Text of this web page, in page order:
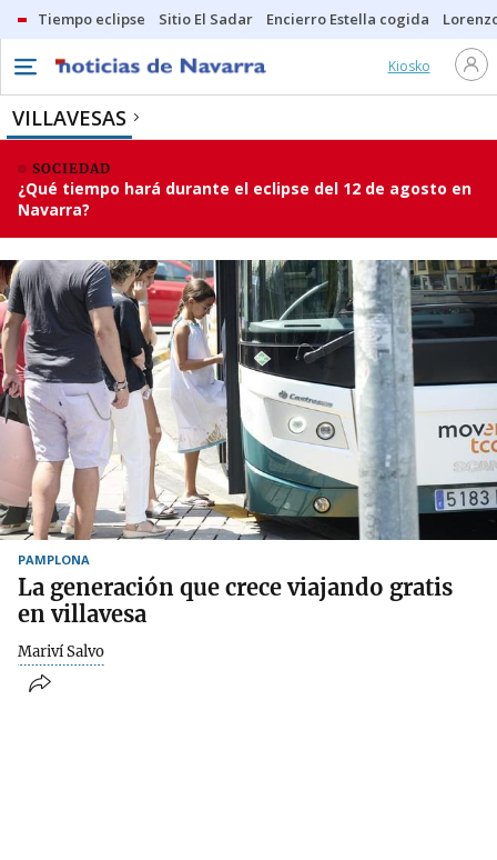
Tiempo eclipse Sitio El Sadar Encierro Estella cogida
Kiosko
VILLAVESAS
SOCIEDAD
¿Qué tiempo hará durante el eclipse del 12 de agosto en
Navarra?
PAMPLONA
La generación que crece viajando gratis
en villavesa
Mariví Salvo